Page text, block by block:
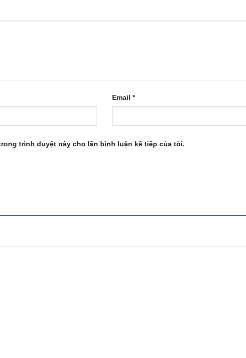
Email *
trình duyệt này cho lần bình luận kế tiếp của tôi.